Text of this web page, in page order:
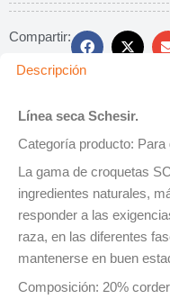
Compartir:
Descripción
Línea seca Schesir.
Categoría producto: Para
La gama de croquetas
ingredientes naturales,
responder a las
raza, en las diferentes
mantenerse en buen
Composición: 20%